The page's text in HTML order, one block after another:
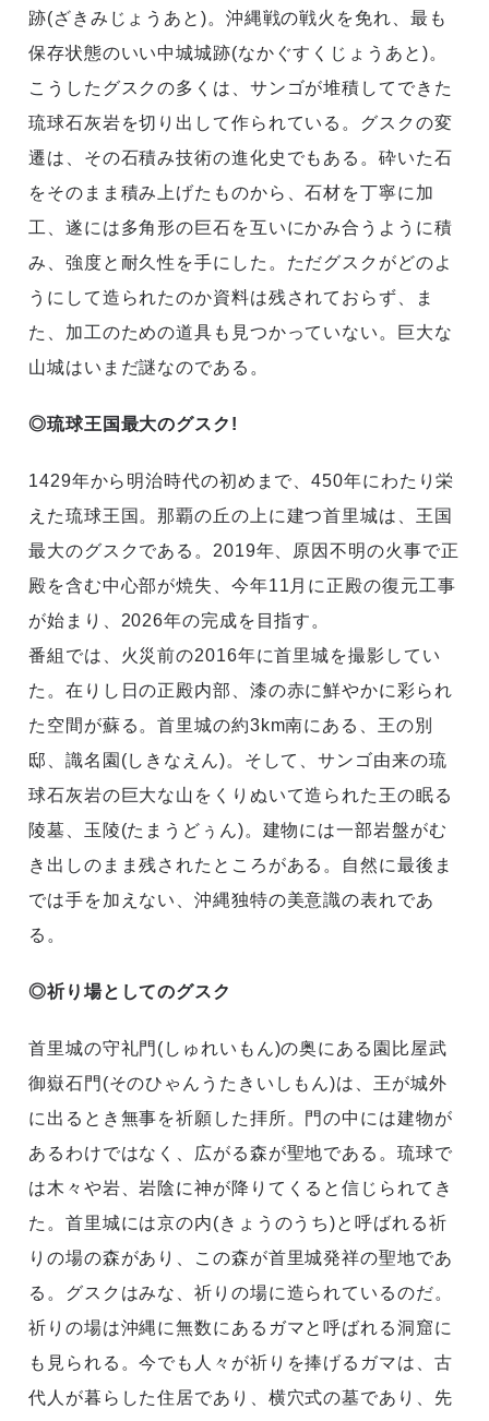
跡(ざきみじょうあと)。沖縄戦の戦火を免れ、最も
保存状態のいい中城城跡(なかぐすくじょうあと)。
こうしたグスクの多くは、サンゴが堆積してできた
琉球石灰岩を切り出して作られている。グスクの変
遷は、その石積み技術の進化史でもある。砕いた石
をそのまま積み上げたものから、石材を丁寧に加
工、遂には多角形の巨石を互いにかみ合うように積
み、強度と耐久性を手にした。ただグスクがどのよ
うにして造られたのか資料は残されておらず、ま
た、加工のための道具も見つかっていない。巨大な
山城はいまだ謎なのである。
◎琉球王国最大のグスク!
1429年から明治時代の初めまで、450年にわたり栄
えた琉球王国。那覇の丘の上に建つ首里城は、王国
最大のグスクである。2019年、原因不明の火事で正
殿を含む中心部が焼失、今年11月に正殿の復元工事
が始まり、2026年の完成を目指す。
番組では、火災前の2016年に首里城を撮影してい
た。在りし日の正殿内部、漆の赤に鮮やかに彩られ
た空間が蘇る。首里城の約3km南にある、王の別
邸、識名園(しきなえん)。そして、サンゴ由来の琉
球石灰岩の巨大な山をくりぬいて造られた王の眠る
陵墓、玉陵(たまうどぅん)。建物には一部岩盤がむ
き出しのまま残されたところがある。自然に最後ま
では手を加えない、沖縄独特の美意識の表れであ
る。
◎祈り場としてのグスク
首里城の守礼門(しゅれいもん)の奥にある園比屋武
御嶽石門(そのひゃんうたきいしもん)は、王が城外
に出るとき無事を祈願した拝所。門の中には建物が
あるわけではなく、広がる森が聖地である。琉球で
は木々や岩、岩陰に神が降りてくると信じられてき
た。首里城には京の内(きょうのうち)と呼ばれる祈
りの場の森があり、この森が首里城発祥の聖地であ
る。グスクはみな、祈りの場に造られているのだ。
祈りの場は沖縄に無数にあるガマと呼ばれる洞窟に
も見られる。今でも人々が祈りを捧げるガマは、古
代人が暮らした住居であり、横穴式の墓であり、先